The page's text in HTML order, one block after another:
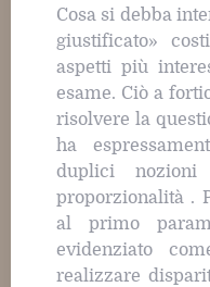
Cosa si debba
giustificato»
aspetti più
esame. Ciò a
risolvere la
ha
duplici
proporzionalità .
al primo
evidenziato
realizzare